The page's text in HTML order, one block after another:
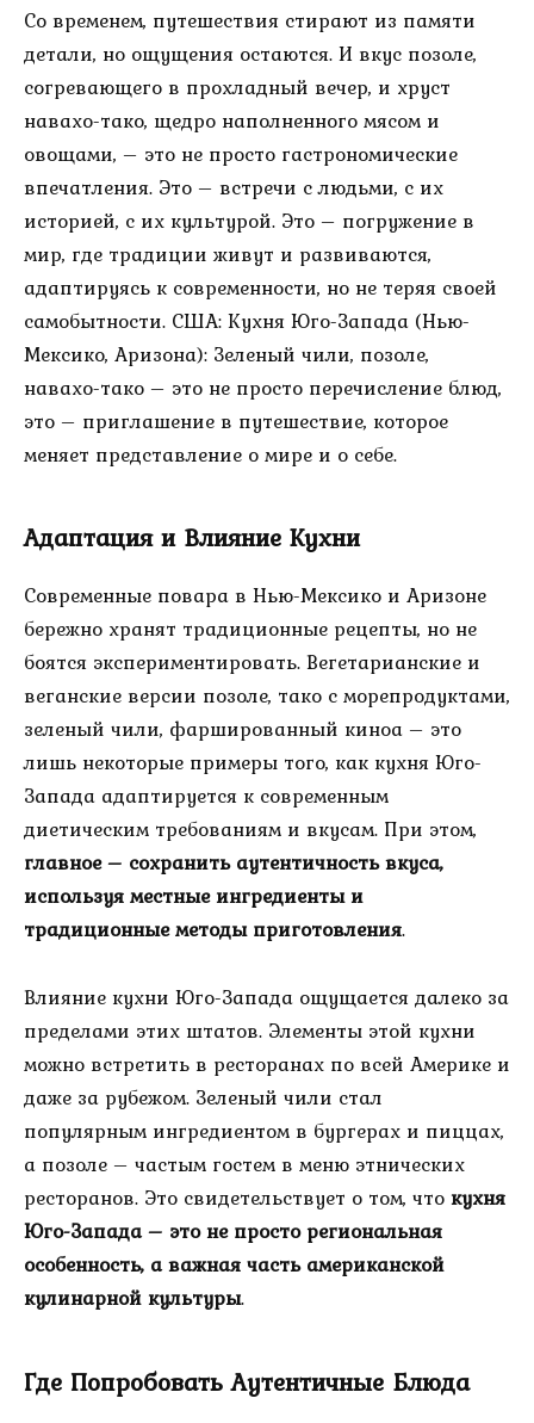
Со временем, путешествия стирают из памяти
детали, но ощущения остаются. И вкус позоле,
согревающего в прохладный вечер, и хруст
навахо-тако, щедро наполненного мясом и
овощами, – это не просто гастрономические
впечатления. Это – встречи с людьми, с их
историей, с их культурой. Это – погружение в
мир, где традиции живут и развиваются,
адаптируясь к современности, но не теряя своей
самобытности. США: Кухня Юго-Запада (Нью-
Мексико, Аризона): Зеленый чили, позоле,
навахо-тако – это не просто перечисление блюд,
это – приглашение в путешествие, которое
меняет представление о мире и о себе.
Адаптация и Влияние Кухни
Современные повара в Нью-Мексико и Аризоне
бережно хранят традиционные рецепты, но не
боятся экспериментировать. Вегетарианские и
веганские версии позоле, тако с морепродуктами,
зеленый чили, фаршированный киноа – это
лишь некоторые примеры того, как кухня Юго-
Запада адаптируется к современным
диетическим требованиям и вкусам. При этом,
главное – сохранить аутентичность вкуса,
используя местные ингредиенты и
традиционные методы приготовления.
Влияние кухни Юго-Запада ощущается далеко за
пределами этих штатов. Элементы этой кухни
можно встретить в ресторанах по всей Америке и
даже за рубежом. Зеленый чили стал
популярным ингредиентом в бургерах и пиццах,
а позоле – частым гостем в меню этнических
ресторанов. Это свидетельствует о том, чтокухня
Юго-Запада – это не просто региональная
особенность, а важная часть американской
кулинарной культуры.
Где Попробовать Аутентичные Блюда